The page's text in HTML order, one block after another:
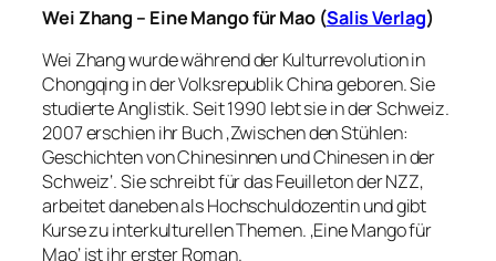
Wei Zhang – Eine Mango für Mao (Salis Verlag)
Wei Zhang wurde während der Kulturrevolution in
Chongqing in der Volksrepublik China geboren. Sie
studierte Anglistik. Seit 1990 lebt sie in der Schweiz.
2007 erschien ihr Buch ‚Zwischen den Stühlen:
Geschichten von Chinesinnen und Chinesen in der
Schweiz‘. Sie schreibt für das Feuilleton der NZZ,
arbeitet daneben als Hochschuldozentin und gibt
Kurse zu interkulturellen Themen. ‚Eine Mango für
Mao‘ ist ihr erster Roman.